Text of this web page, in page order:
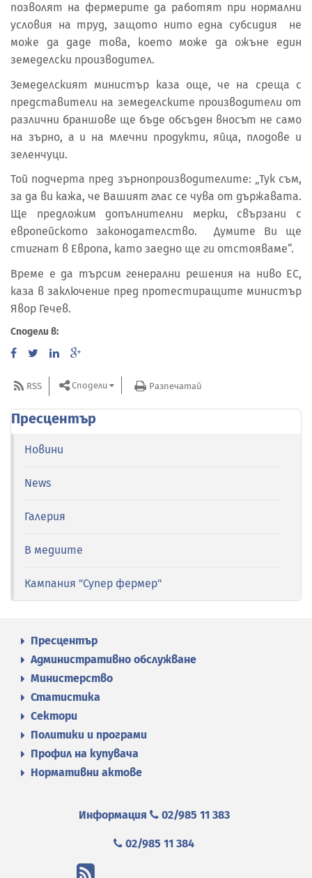
позволят на фермерите да работят при нормални
условия на труд, защото нито една субсидия не
може да даде това, което може да ожъне един
земеделски производител.
Земеделският министър каза още, че на среща с
представители на земеделските производители от
различни браншове ще бъде обсъден вносът не само
на зърно, а и на млечни продукти, яйца, плодове и
зеленчуци.
Той подчерта пред зърнопроизводителите: „Тук съм,
за да ви кажа, че Вашият глас се чува от държавата.
Ще предложим допълнителни мерки, свързани с
европейското законодателство. Думите Ви ще
стигнат в Европа, като заедно ще ги отстояваме“.
Време е да търсим генерални решения на ниво ЕС,
каза в заключение пред протестиращите министър
Явор Гечев.
Сподели в:
RSS Сподели Разпечатай
Пресцентър
Новини
News
Галерия
В медиите
Кампания "Супер фермер"
Пресцентър
Административно обслужване
Министерство
Статистика
Сектори
Политики и програми
Профил на купувача
Нормативни актове
Информация 02/985 11 383
02/985 11 384